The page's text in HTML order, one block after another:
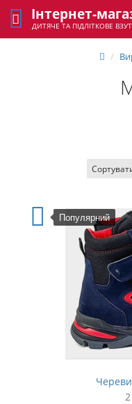
Інтернет-
ДИТЯЧЕ ТА ПІДЛІТКОВЕ
Популярний